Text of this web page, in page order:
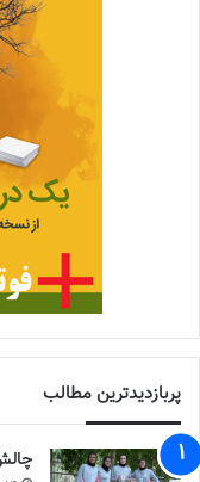
پربازدیدترین مطالب